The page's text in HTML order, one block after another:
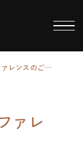
常盤橋タワー8階コンファレンスのご案内
ァレ